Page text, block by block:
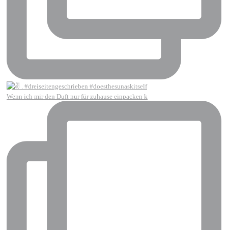
Wenn ich mir den Duft nur für zuhause einpacken k